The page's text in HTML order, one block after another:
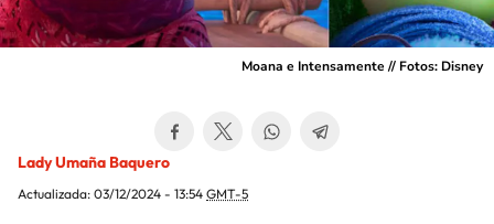
Moana e Intensamente // Fotos: Disney
Lady Umaña Baquero
Actualizada: 03/12/2024 - 13:54 GMT-5